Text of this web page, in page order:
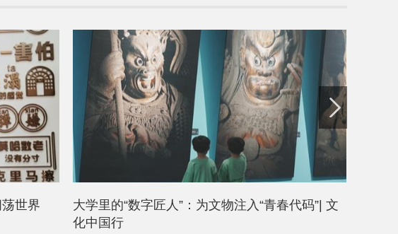
世界
大学里的“数字匠人”：为文物注入“青春代码”| 文
化中国行